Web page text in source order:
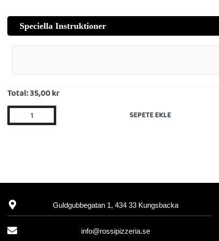
Speciella Instruktioner
Total:35,00 kr
SEPETE EKLE
Guldgubbegatan 1, 434 33 Kungsbacka
info@rossipizzeria.se